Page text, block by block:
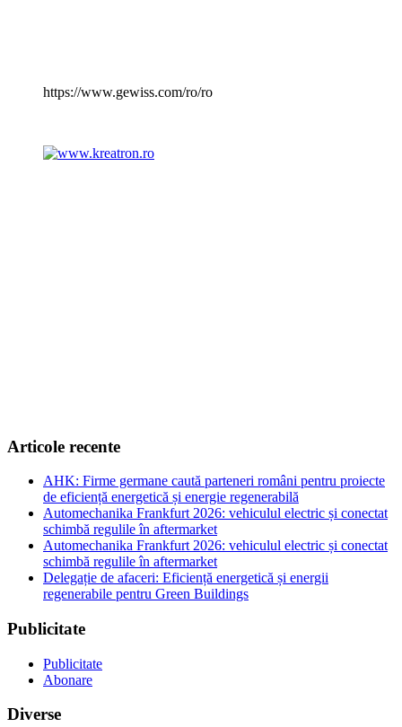
https://www.gewiss.com/ro/ro
Articole recente
AHK: Firme germane caută parteneri români pentru proiecte
de eficiență energetică și energie regenerabilă
Automechanika Frankfurt 2026: vehiculul electric și conectat
schimbă regulile în aftermarket
Automechanika Frankfurt 2026: vehiculul electric și conectat
schimbă regulile în aftermarket
Delegație de afaceri: Eficiență energetică și energii
regenerabile pentru Green Buildings
Publicitate
Publicitate
Abonare
Diverse